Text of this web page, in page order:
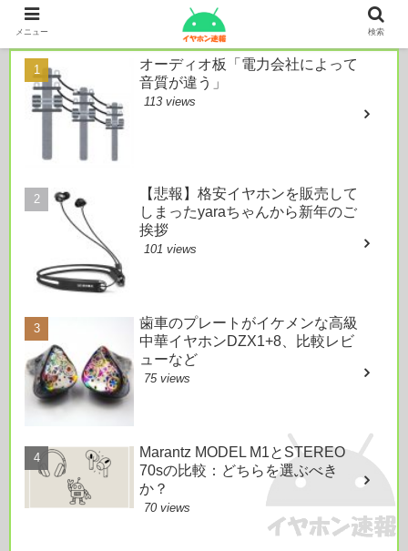
本日のおすすめ
オーディオ板「電力会社によって
音質が違う」
113 views
【悲報】格安イヤホンを販売して
しまったyaraちゃんから新年のご
挨拶
101 views
歯車のプレートがイケメンな高級
中華イヤホンDZX1+8、比較レビ
ューなど
75 views
Marantz MODEL M1とSTEREO
70sの比較：どちらを選ぶべき
か？
70 views
メニュー 検索